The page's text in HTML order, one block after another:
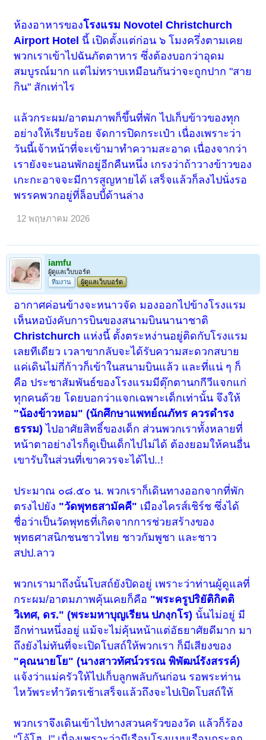
ห้องอาหารของโรงแรม Novotel Christchurch
Airport Hotel นี้ เปิดตั้งแต่ก่อน ๖ โมงครึ่งตามเคย
พวกเราเข้าไปฉันภัตตาหาร ซึ่งต้องบอกว่าอุดม
สมบูรณ์มาก แต่ไม่ทราบเหมือนกันว่าจะถูกปาก "สาย
กิน" สักเท่าไร
แล้วกระผม/อาตมภาพก็ขึ้นที่พัก ไปเก็บข้าวของทุก
อย่างให้เรียบร้อย จัดการปิดกระเป๋า เนื่องเพราะว่า
วันนี้เจ้าหน้าที่จะเข้ามาทำความสะอาด เนื่องจากว่า
เรายังจะนอนพักอยู่อีกคืนหนึ่ง เกรงว่าถ้าวางข้าวของ
เกะกะอาจจะมีการสูญหายได้ เสร็จแล้วก็ลงไปนั่งรอ
พรรคพวกอยู่ที่ล็อบบี้ด้านล่าง
12 พฤษภาคม 2026
iamfu
ผู้ดูแลเว็บบอร์ด
ทีมงาน
ผู้ดูแลเว็บบอร์ด
อากาศค่อนข้างจะหนาวจัด มองออกไปข้างโรงแรม
เห็นหอบังคับการบินของสนามบินนานาชาติ
Christchurch แห่งนี้ ตั้งตระหง่านอยู่ติดกับโรงแรม
เลยทีเดียว เวลาขากลับจะได้รับความสะดวกสบาย
แค่เดินไม่กี่ก้าวก็เข้าในสนามบินแล้ว และที่แน่ ๆ ก็
คือ ประชาสัมพันธ์ของโรงแรมมีตุ๊กตานกกีวีแจกแก่
ทุกคนด้วย โดยบอกว่าแจกเฉพาะเด็กเท่านั้น จึงให้
"น้องข้าวหอม" (นักศึกษาแพทย์ณภัทร ควรดำรง
ธรรม) ไปอาศัยสิทธิ์ของเด็ก ส่วนพวกเราทั้งหลายที่
หน้าตาอย่างไรก็ดูเป็นเด็กไปไม่ได้ ต้องยอมให้คนอื่น
เขารับในส่วนที่เขาควรจะได้ไป..!
ประมาณ ๐๘.๕๐ น. พวกเราก็เดินทางออกจากที่พัก
ตรงไปยัง "วัดพุทธสามัคคี" เมืองไครส์เชิร์ช ซึ่งได้
ชื่อว่าเป็นวัดพุทธที่เกิดจากการช่วยสร้างของ
พุทธศาสนิกชนชาวไทย ชาวกัมพูชา และชาว
สปป.ลาว
พวกเรามาถึงนั้นโบสถ์ยังปิดอยู่ เพราะว่าท่านผู้ดูแลที่
กระผม/อาตมภาพคุ้นเคยก็คือ "พระครูปริยัติกิตติ
วิเทศ, ดร." (พระมหาบุญเรียน ปภงฺกโร) นั้นไม่อยู่ มี
อีกท่านหนึ่งอยู่ แม้จะไม่คุ้นหน้าแต่อัธยาศัยดีมาก มา
ถึงยังไม่ทันที่จะเปิดโบสถ์ให้พวกเรา ก็มีเสียงของ
"คุณนายโย" (นางสาวทัศน์วรรณ พิพัฒน์รังสรรค์)
แจ้งว่าแม่ครัวให้ไปเก็บลูกพลับกันก่อน รอพระท่าน
ไหว้พระทำวัตรเช้าเสร็จแล้วถึงจะไปเปิดโบสถ์ให้
พวกเราจึงเดินเข้าไปทางสวนครัวของวัด แล้วก็ร้อง